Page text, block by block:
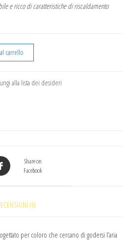
e ricco di caratteristiche di riscaldamento
carrello
alla lista dei desideri
Share on
Facebook
(0)
per coloro che cercano di godersi l’aria